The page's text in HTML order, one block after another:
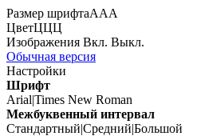
Размер шрифтаААА
ЦветЦЦЦ
Изображения Вкл. Выкл.
Обычная версия
Настройки
Шрифт
Arial|Times New Roman
Межбуквенный интервал
Стандартный|Средний|Большой